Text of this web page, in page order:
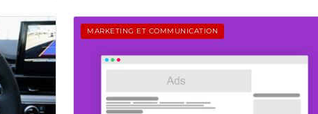
MARKETING ET COMMUNICATION